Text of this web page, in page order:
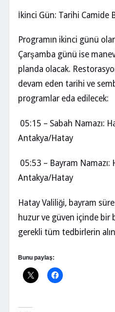
İkinci Gün: Tarihi Camide
Programın ikinci günü
Çarşamba günü ise
planda olacak.
devam eden tarihi ve
programlar eda edilecek:
05:15 – Sabah Namazı:
Antakya/Hatay
05:53 – Bayram Namazı:
Antakya/Hatay
Hatay Valiliği, bayram
huzur ve güven içinde bir
gerekli tüm tedbirlerin
Bunu paylaş: